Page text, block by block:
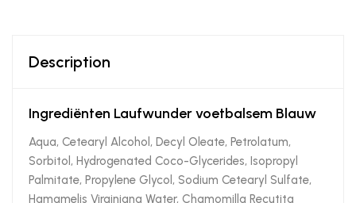
Description
Ingrediënten Laufwunder voetbalsem Blauw
Aqua, Cetearyl Alcohol, Decyl Oleate, Petrolatum,
Sorbitol, Hydrogenated Coco-Glycerides, Isopropyl
Palmitate, Propylene Glycol, Sodium Cetearyl Sulfate,
Hamamelis Virginiana Water, Chamomilla Recutita